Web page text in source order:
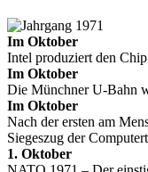
Im Oktober
Intel produziert den
Im Oktober
Die Münchner U-Bahn
Im Oktober
Nach der ersten am
Siegeszug der
1. Oktober